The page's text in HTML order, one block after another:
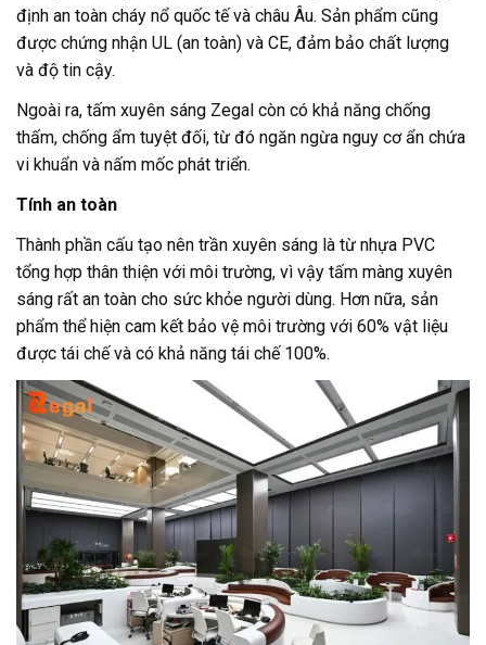
định an toàn cháy nổ quốc tế và châu Âu. Sản phẩm cũng
được chứng nhận UL (an toàn) và CE, đảm bảo chất lượng
và độ tin cậy.
Ngoài ra, tấm xuyên sáng Zegal còn có khả năng chống
thấm, chống ẩm tuyệt đối, từ đó ngăn ngừa nguy cơ ẩn chứa
vi khuẩn và nấm mốc phát triển.
Tính an toàn
Thành phần cấu tạo nên trần xuyên sáng là từ nhựa PVC
tổng hợp thân thiện với môi trường, vì vậy tấm màng xuyên
sáng rất an toàn cho sức khỏe người dùng. Hơn nữa, sản
phẩm thể hiện cam kết bảo vệ môi trường với 60% vật liệu
được tái chế và có khả năng tái chế 100%.